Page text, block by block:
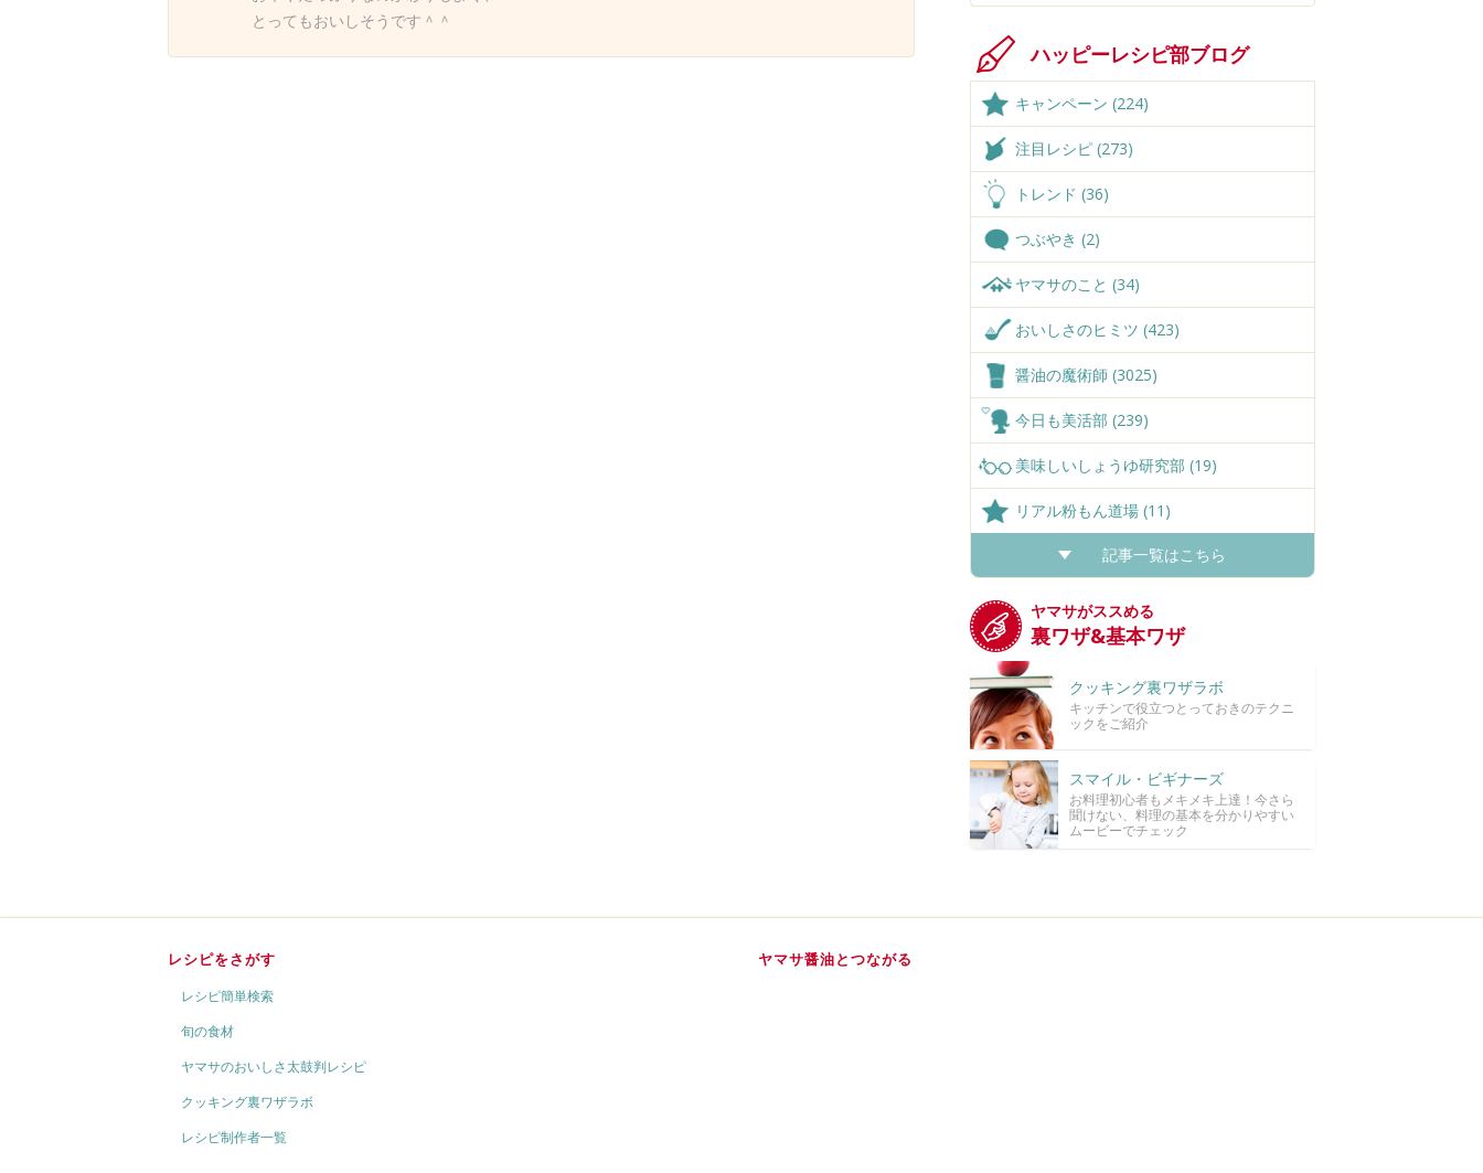
とってもおいしそうです＾＾
ハッピーレシピ部ブログ
キャンペーン (224)
注目レシピ (273)
トレンド (36)
つぶやき (2)
ヤマサのこと (34)
おいしさのヒミツ (423)
醤油の魔術師 (3025)
今日も美活部 (239)
美味しいしょうゆ研究部 (19)
リアル粉もん道場 (11)
記事一覧はこちら
ヤマサがススめる
裏ワザ&基本ワザ
クッキング裏ワザラボ
キッチンで役立つとっておきのテクニ
ックをご紹介
スマイル・ビギナーズ
お料理初心者もメキメキ上達！今さら
聞けない、料理の基本を分かりやすい
ムービーでチェック
レシピをさがす
レシピ簡単検索
旬の食材
ヤマサのおいしさ太鼓判レシピ
クッキング裏ワザラボ
レシピ制作者一覧
ヤマサ醤油とつながる